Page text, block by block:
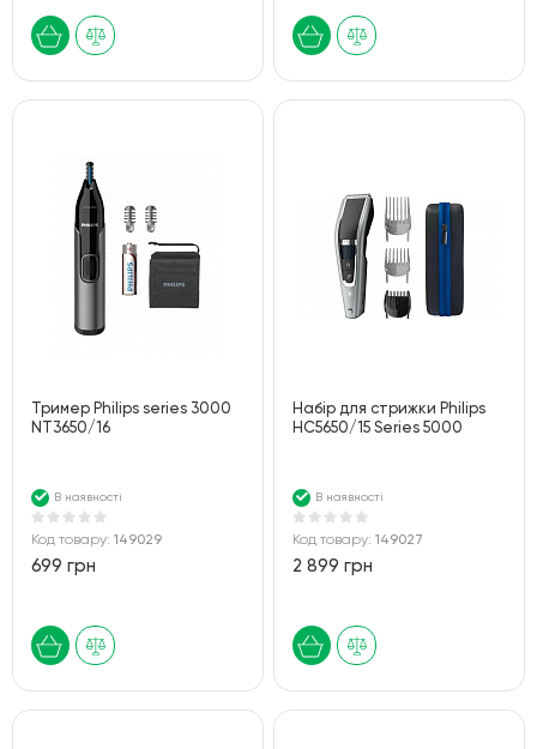
Тример Philips series 3000
NT3650/16
В наявності
Код товару: 149029
699 грн
Набір для стрижки Philips
HC5650/15 Series 5000
В наявності
Код товару:149027
2 899 грн